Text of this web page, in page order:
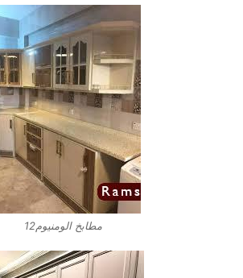
مطابخ الومنيوم12